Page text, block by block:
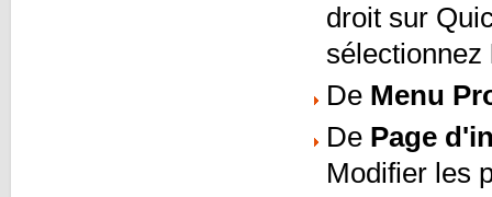
droit sur
sélectionnez
De Menu
De Page
Modifier les